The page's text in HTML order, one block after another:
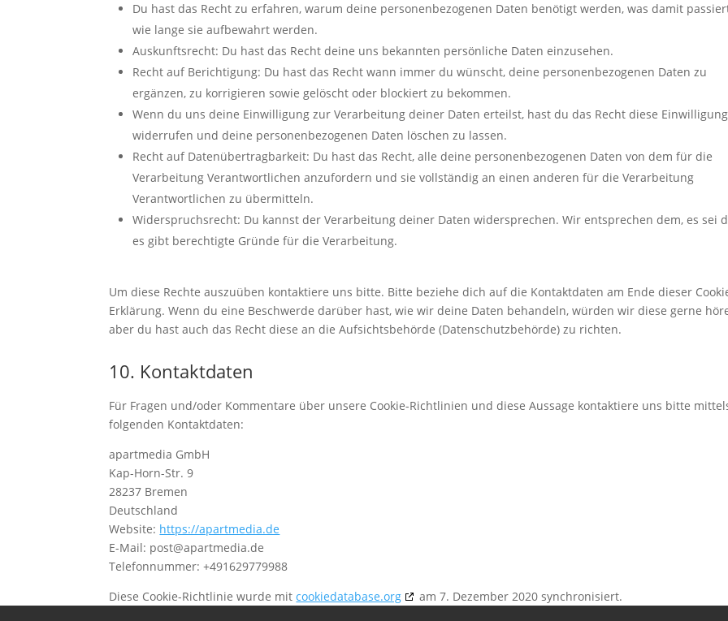
Du hast das Recht zu erfahren, warum deine personenbezogenen Daten benötigt werden, was damit
wie lange sie aufbewahrt werden.
Auskunftsrecht: Du hast das Recht deine uns bekannten persönliche Daten einzusehen.
Recht auf Berichtigung: Du hast das Recht wann immer du wünscht, deine personenbezogenen Daten zu
ergänzen, zu korrigieren sowie gelöscht oder blockiert zu bekommen.
Wenn du uns deine Einwilligung zur Verarbeitung deiner Daten erteilst, hast du das Recht diese
widerrufen und deine personenbezogenen Daten löschen zu lassen.
Recht auf Datenübertragbarkeit: Du hast das Recht, alle deine personenbezogenen Daten von dem für die
Verarbeitung Verantwortlichen anzufordern und sie vollständig an einen anderen für die Verarbeitung
Verantwortlichen zu übermitteln.
Widerspruchsrecht: Du kannst der Verarbeitung deiner Daten widersprechen. Wir entsprechen dem, es sei
es gibt berechtigte Gründe für die Verarbeitung.
Um diese Rechte auszuüben kontaktiere uns bitte. Bitte beziehe dich auf die Kontaktdaten am Ende dieser
Erklärung. Wenn du eine Beschwerde darüber hast, wie wir deine Daten behandeln, würden wir diese gerne
aber du hast auch das Recht diese an die Aufsichtsbehörde (Datenschutzbehörde) zu richten.
10. Kontaktdaten
Für Fragen und/oder Kommentare über unsere Cookie-Richtlinien und diese Aussage kontaktiere uns bitte
folgenden Kontaktdaten:
apartmedia GmbH
Kap-Horn-Str. 9
28237 Bremen
Deutschland
Website: https://apartmedia.de
E-Mail: post@apartmedia.de
Telefonnummer: +491629779988
Diese Cookie-Richtlinie wurde mitcookiedatabase.org am 7. Dezember 2020 synchronisiert.